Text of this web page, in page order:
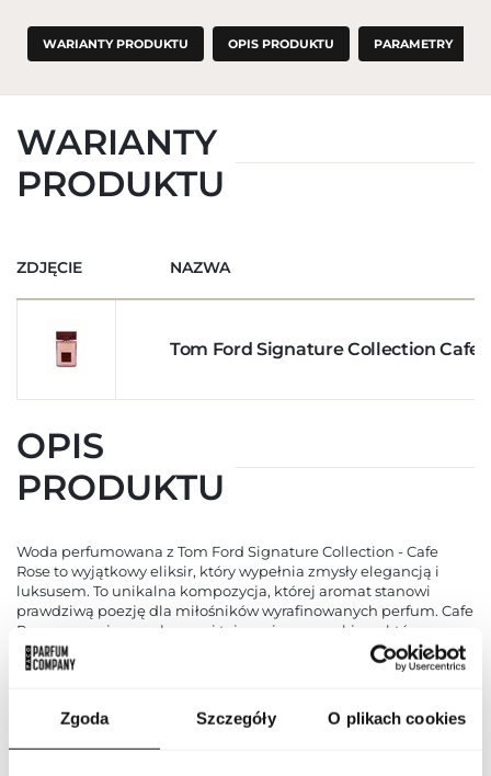
Zgoda Szczegóły O plikach cookies
WARIANTY PRODUKTU OPIS PRODUKTU PARAMETRY
WARIANTY
PRODUKTU
ZDJĘCIE NAZWA
Tom Ford Signature Collection Cafe
OPIS
PRODUKTU
Woda perfumowana z Tom Ford Signature Collection - Cafe
Rose to wyjątkowy eliksir, który wypełnia zmysły elegancją i
luksusem. To unikalna kompozycja, której aromat stanowi
prawdziwą poezję dla miłośników wyrafinowanych perfum. Cafe
Rose emanuje zmysłowym i tajemniczym urokiem, który
uwodzi od pierwszego kontaktu. Ta woda perfumowana jest
wyrazem niezwykłej sztuki perfumiarstwa, której celem jest
Butelka prezentuje się równie olśniewająco, co sama esencja
perfum. Elegancki design podkreśla luksusową naturę marki
Tom Ford, a jednocześnie ukazuje charakterystyczny styl, który